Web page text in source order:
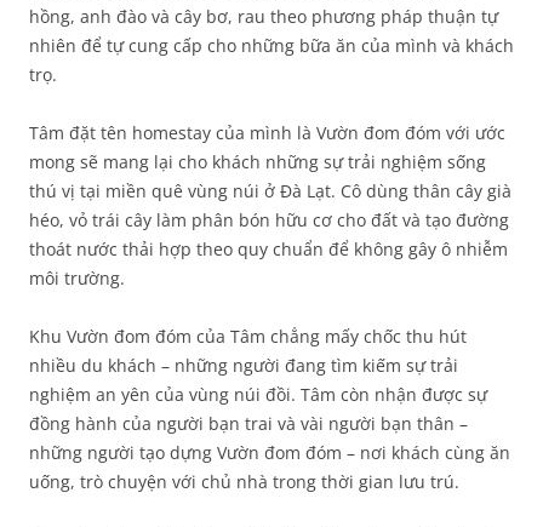
hồng, anh đào và cây bơ, rau theo phương pháp thuận tự
nhiên để tự cung cấp cho những bữa ăn của mình và khách
trọ.
Tâm đặt tên homestay của mình là Vườn đom đóm với ước
mong sẽ mang lại cho khách những sự trải nghiệm sống
thú vị tại miền quê vùng núi ở Đà Lạt. Cô dùng thân cây già
héo, vỏ trái cây làm phân bón hữu cơ cho đất và tạo đường
thoát nước thải hợp theo quy chuẩn để không gây ô nhiễm
môi trường.
Khu Vườn đom đóm của Tâm chẳng mấy chốc thu hút
nhiều du khách – những người đang tìm kiếm sự trải
nghiệm an yên của vùng núi đồi. Tâm còn nhận được sự
đồng hành của người bạn trai và vài người bạn thân –
những người tạo dựng Vườn đom đóm – nơi khách cùng ăn
uống, trò chuyện với chủ nhà trong thời gian lưu trú.